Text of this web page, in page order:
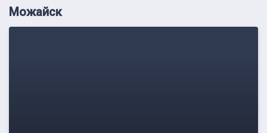
Можайск